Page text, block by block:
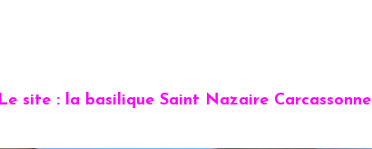
Le site : la basilique Saint Nazaire Carcassonne